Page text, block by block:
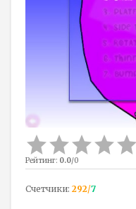
Рейтинг: 0.0/0
Счетчики: 292/7